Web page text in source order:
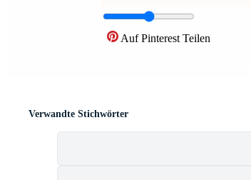
Auf Pinterest Teilen
Verwandte Stichwörter